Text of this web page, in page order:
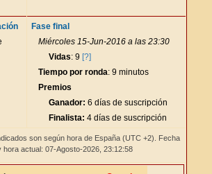
Fase final
Miércoles 15-Jun-2016 a las 23:30
Vidas: 9 [?]
Tiempo por ronda: 9 minutos
Premios
Ganador: 6 días de suscripción
Finalista: 4 días de suscripción
son según hora de España (UTC +2). Fecha
hora actual: 07-Agosto-2026, 23:12:58